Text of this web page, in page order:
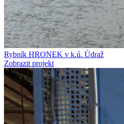
Rybník HRONEK v k.ú. Údraž
Zobrazit projekt